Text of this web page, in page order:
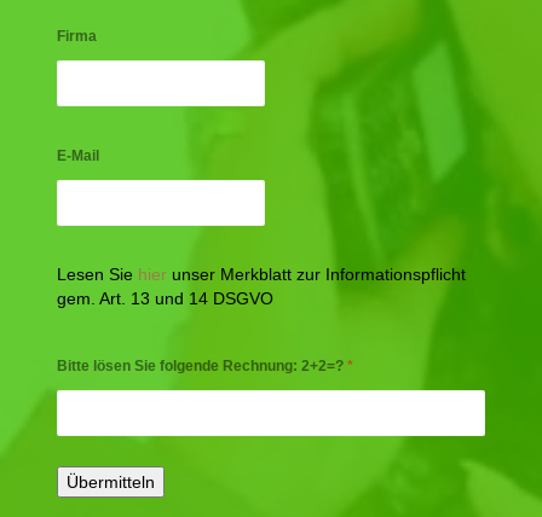
Firma
E-Mail
Lesen Sie hier unser Merkblatt zur Informationspflicht
gem. Art. 13 und 14 DSGVO
Bitte lösen Sie folgende Rechnung: 2+2=? *